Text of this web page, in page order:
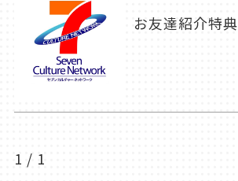
お友達紹介特典
1 / 1